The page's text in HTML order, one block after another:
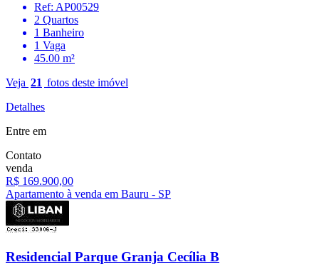
Ref: AP00529
2 Quartos
1 Banheiro
1 Vaga
45.00 m²
Veja 21 fotos deste imóvel
Detalhes
Entre em
Contato
venda
R$ 169.900,00
Apartamento à venda em Bauru - SP
Residencial Parque Granja Cecília B